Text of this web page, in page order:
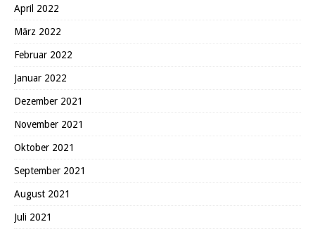
April 2022
März 2022
Februar 2022
Januar 2022
Dezember 2021
November 2021
Oktober 2021
September 2021
August 2021
Juli 2021